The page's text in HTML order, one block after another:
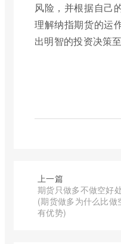
风险，并根据自己
理解纳指期货的运
出明智的投资决策至
上一篇
期货只做多不做空好
(期货做多为什么比做
有优势)